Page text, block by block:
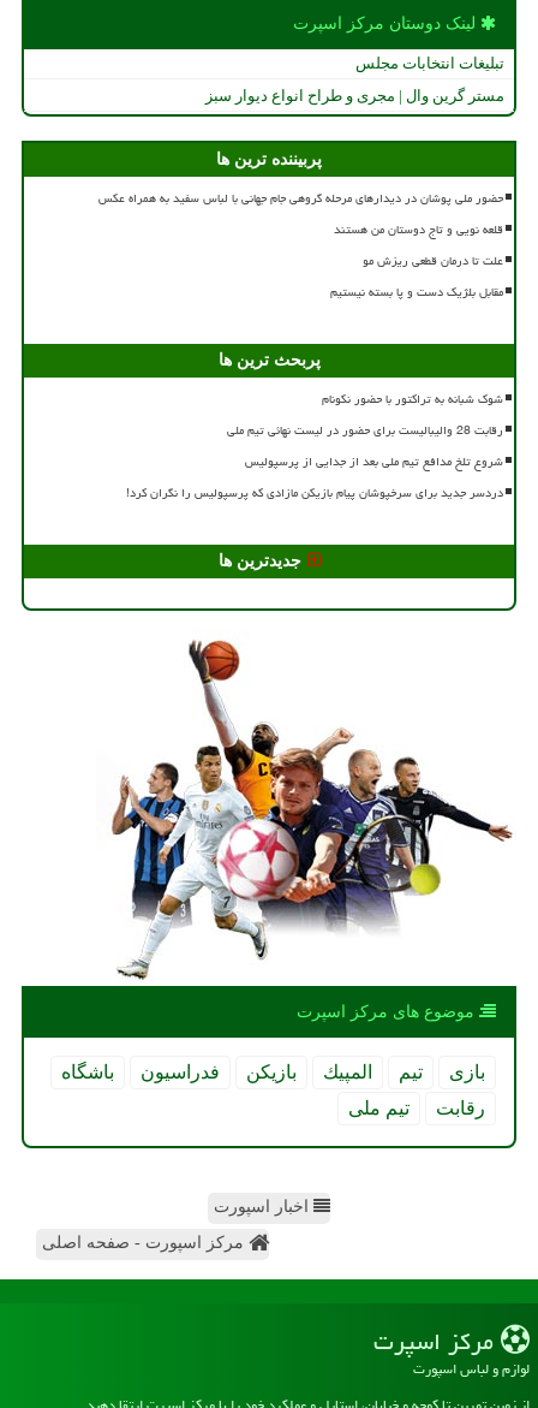
لینک دوستان مركز اسپرت
تبلیغات انتخابات مجلس
مستر گرین وال | مجری و طراح انواع دیوار سبز
پربیننده ترین ها
حضور ملی پوشان در دیدارهای مرحله گروهی جام جهانی با لباس سفید به همراه عکس
قلعه نویی و تاج دوستان من هستند
علت تا درمان قطعی ریزش مو
مقابل بلژیک دست و پا بسته نیستیم
پربحث ترین ها
شوک شبانه به تراکتور با حضور نکونام
رقابت 28 والیبالیست برای حضور در لیست نهائی تیم ملی
شروع تلخ مدافع تیم ملی بعد از جدایی از پرسپولیس
دردسر جدید برای سرخپوشان پیام بازیکن مازادی که پرسپولیس را نگران کرد!
جدیدترین ها
موضوع های مركز اسپرت
بازی تیم المپیك بازیكن فدراسیون
باشگاه
رقابت
تیم ملی
اخبار اسپورت
مرکز اسپورت - صفحه اصلی
مركز اسپرت
لوازم و لباس اسپورت